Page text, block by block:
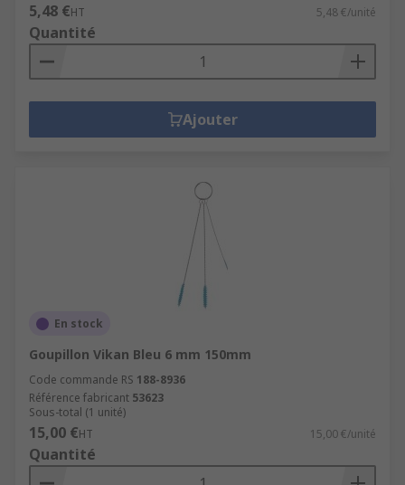
5,48 €HT 5,48 €/unité
Quantité
Ajouter
En stock
Goupillon Vikan Bleu 6 mm 150mm
Code commande RS 188-8936
Référence fabricant 53623
Sous-total (1 unité)
15,00 €HT 15,00 €/unité
Quantité